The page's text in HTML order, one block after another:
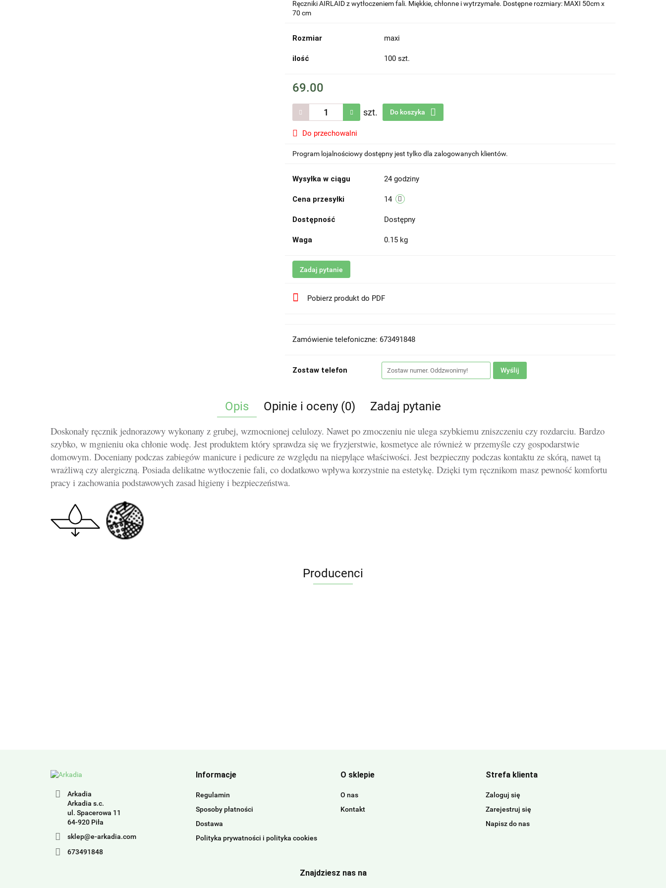
Ręczniki AIRLAID z wytłoczeniem fali. Miękkie, chłonne i wytrzymałe. Dostępne rozmiary: MAXI 50cm x
70 cm
Rozmiar maxi
ilość 100 szt.
69.00
szt. Do koszyka
Do przechowalni
Program lojalnościowy dostępny jest tylko dla zalogowanych klientów.
Wysyłka w ciągu 24 godziny
Cena przesyłki 14
Dostępność Dostępny
Waga 0.15 kg
Zadaj pytanie
Pobierz produkt do PDF
Zamówienie telefoniczne: 673491848
Zostaw telefon Wyślij
Opis Opinie i oceny (0) Zadaj pytanie
Doskonały ręcznik jednorazowy wykonany z grubej, wzmocnionej celulozy. Nawet po zmoczeniu nie ulega szybkiemu zniszczeniu czy rozdarciu. Bardzo
szybko, w mgnieniu oka chłonie wodę. Jest produktem który sprawdza się we fryzjerstwie, kosmetyce ale również w przemyśle czy gospodarstwie
domowym. Doceniany podczas zabiegów manicure i pedicure ze względu na niepylące właściwości. Jest bezpieczny podczas kontaktu ze skórą, nawet tą
wrażliwą czy alergiczną. Posiada delikatne wytłoczenie fali, co dodatkowo wpływa korzystnie na estetykę. Dzięki tym ręcznikom masz pewność komfortu
pracy i zachowania podstawowych zasad higieny i bezpieczeństwa.
Producenci
Arkadia
Arkadia s.c.
ul. Spacerowa 11
64-920 Piła
sklep@e-arkadia.com
673491848
Informacje
Regulamin
Sposoby płatności
Dostawa
Polityka prywatności i polityka cookies
O sklepie
O nas
Kontakt
Strefa klienta
Zaloguj się
Zarejestruj się
Napisz do nas
Znajdziesz nas na